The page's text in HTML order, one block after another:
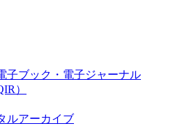
子ブック・電子ジャーナル
）
ルアーカイブ